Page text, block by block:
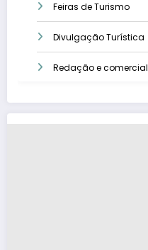
Feiras de Turismo
Divulgação Turística
Redação e comercial